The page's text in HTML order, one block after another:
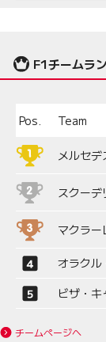
F1チームラ
Pos. Team
メルセ
スクー
マクラ
オラクル
ビザ・
チームページへ